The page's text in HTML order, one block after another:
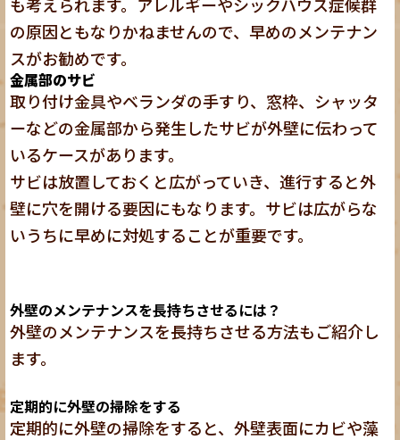
の原因ともなりかねませんので、早めのメンテナン
スがお勧めです。
金属部のサビ
取り付け金具やベランダの手すり、窓枠、シャッタ
ーなどの金属部から発生したサビが外壁に伝わって
いるケースがあります。
サビは放置しておくと広がっていき、進行すると外
壁に穴を開ける要因にもなります。サビは広がらな
いうちに早めに対処することが重要です。
外壁のメンテナンスを長持ちさせるには？
外壁のメンテナンスを長持ちさせる方法もご紹介し
ます。
定期的に外壁の掃除をする
定期的に外壁の掃除をすると、外壁表面にカビや藻